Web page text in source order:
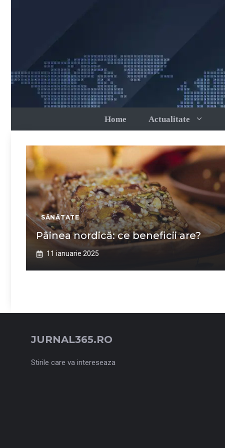
Home Actualitate
SĂNĂTATE
Pâinea nordică: ce beneficii are?
11 ianuarie 2025
JURNAL365.RO
Stirile care va intereseaza